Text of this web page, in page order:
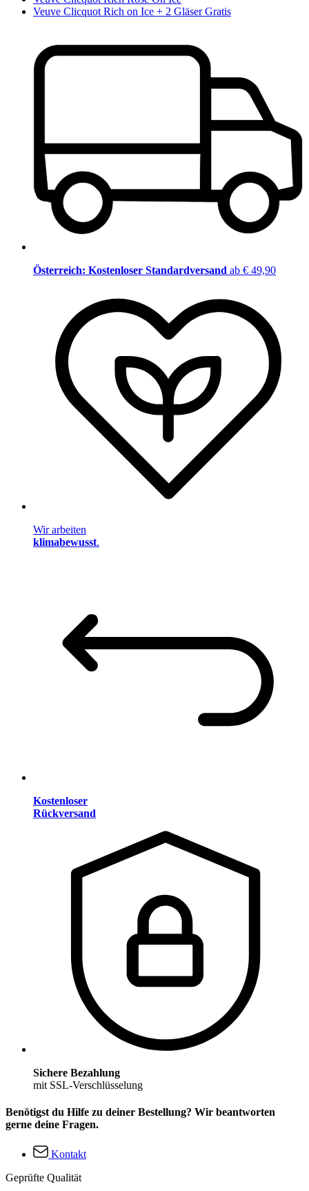
Veuve Clicquot Rich on Ice + 2 Gläser Gratis
Österreich: Kostenloser Standardversand ab € 49,90
Wir arbeiten
klimabewusst.
Kostenloser
Rückversand
Sichere Bezahlung
mit SSL-Verschlüsselung
Benötigst du Hilfe zu deiner Bestellung? Wir beantworten
gerne deine Fragen.
Kontakt
Geprüfte Qualität